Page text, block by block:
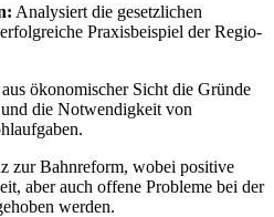
Analysiert die gesetzlichen
Praxisbeispiel der Regio-
ökonomischer Sicht die Gründe
die Notwendigkeit von
zur Bahnreform, wobei positive
aber auch offene Probleme bei der
werden.